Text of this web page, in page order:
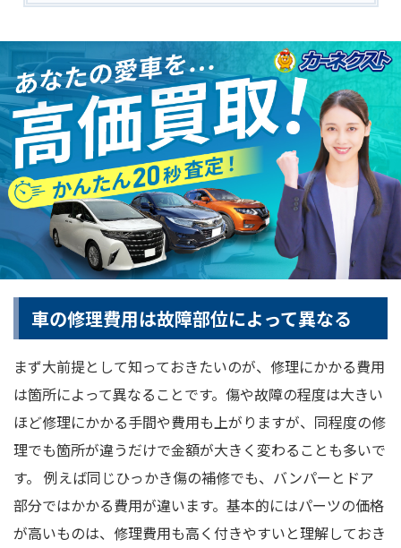
車の修理費用は故障部位によって異なる
まず大前提として知っておきたいのが、修理にかかる費用
は箇所によって異なることです。傷や故障の程度は大きい
ほど修理にかかる手間や費用も上がりますが、同程度の修
理でも箇所が違うだけで金額が大きく変わることも多いで
す。 例えば同じひっかき傷の補修でも、バンパーとドア
部分ではかかる費用が違います。基本的にはパーツの価格
が高いものは、修理費用も高く付きやすいと理解しておき